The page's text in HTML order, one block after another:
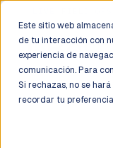
Este sitio web
de tu interacción con
experiencia de
comunicación. Para
Si rechazas, no se
recordar tu